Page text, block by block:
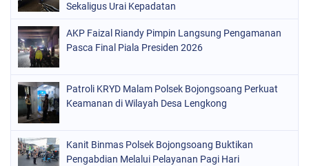
Sekaligus Urai Kepadatan
AKP Faizal Riandy Pimpin Langsung Pengamanan
Pasca Final Piala Presiden 2026
Patroli KRYD Malam Polsek Bojongsoang Perkuat
Keamanan di Wilayah Desa Lengkong
Kanit Binmas Polsek Bojongsoang Buktikan
Pengabdian Melalui Pelayanan Pagi Hari